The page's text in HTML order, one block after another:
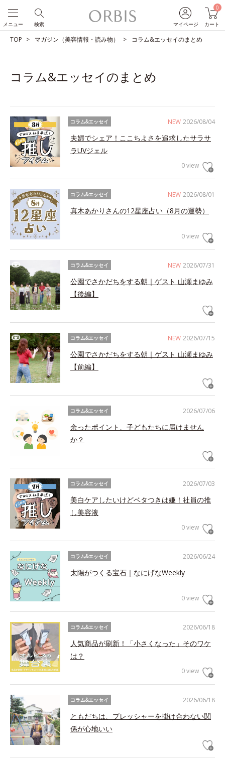
マイページ
0
カート
検索
メニュー
TOP マガジン（美容情報・読み物） コラム&エッセイのまとめ
コラム&エッセイのまとめ
NEW 2026/08/04
コラム&エッセイ
夫婦でシェア！ここちよさを追求したサラサ
ラUVジェル
0 view
NEW 2026/08/01
コラム&エッセイ
真木あかりさんの12星座占い（8月の運勢）
0 view
NEW 2026/07/31
コラム&エッセイ
公園でさかだちをする朝｜ゲスト 山瀬まゆみ
【後編】
NEW 2026/07/15
コラム&エッセイ
公園でさかだちをする朝｜ゲスト 山瀬まゆみ
【前編】
2026/07/06
コラム&エッセイ
余ったポイント、子どもたちに届けません
か？
2026/07/03
コラム&エッセイ
美白ケアしたいけどベタつきは嫌！社員の推
し美容液
0 view
2026/06/24
コラム&エッセイ
太陽がつくる宝石｜なにげなWeekly
0 view
2026/06/18
コラム&エッセイ
人気商品が刷新！「小さくなった」そのワケ
は？
0 view
2026/06/18
コラム&エッセイ
ともだちは、プレッシャーを掛け合わない関
係が心地いい